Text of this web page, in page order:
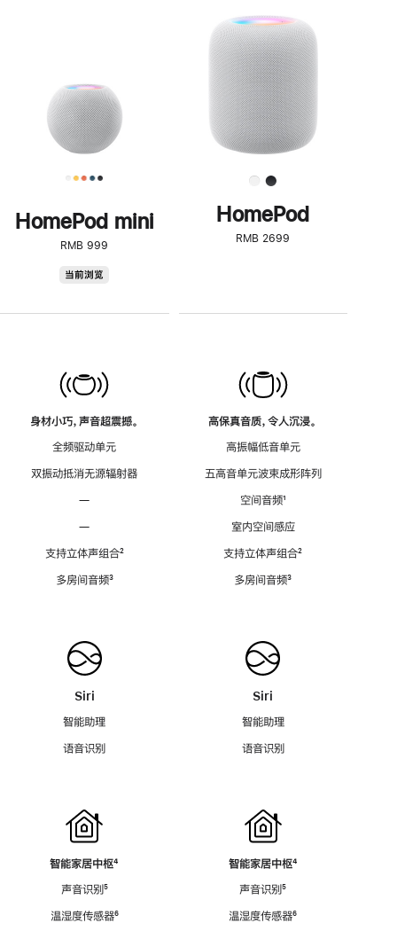
HomePod mini
RMB 999
当前浏览
身材小巧，声音超震撼。
全频驱动单元
双振动抵消无源辐射器
—
—
支持立体声组合脚
²
多房间音频脚
³
Siri
智能助理
语音识别
智能家居中枢脚
⁴
声音识别脚
⁵
温湿度传感器脚
⁶
步
了
解
HomePod<
HomePod
RMB 2699
高保真音质，令人沉浸。
高振幅低音单元
五高音单元波束成形阵列
空间音频脚
¹
室内空间感应
支持立体声组合脚
²
多房间音频脚
³
Siri
智能助理
语音识别
智能家居中枢脚
⁴
声音识别脚
⁵
温湿度传感器脚
⁶